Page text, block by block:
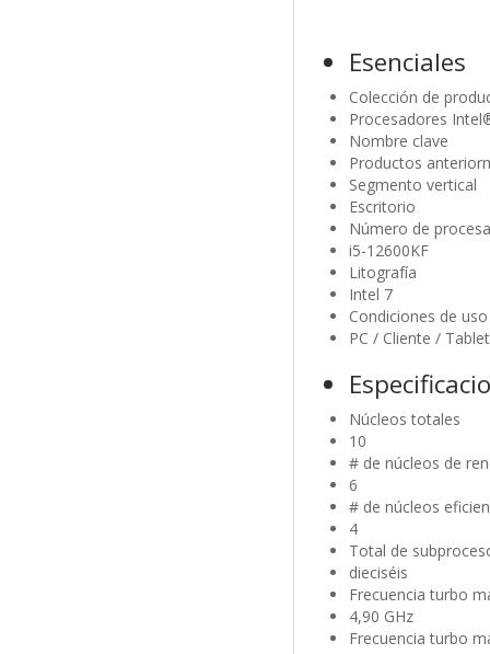
Esenciales
Colección de
Procesadores
Nombre clave
Productos
Segmento vertical
Escritorio
Número de
i5-12600KF
Litografía
Intel 7
Condiciones de uso
PC / Cliente /
Núcleos totales
10
# de núcleos de
6
# de núcleos
4
Total de
dieciséis
Frecuencia turbo
4,90 GHz
Frecuencia turbo